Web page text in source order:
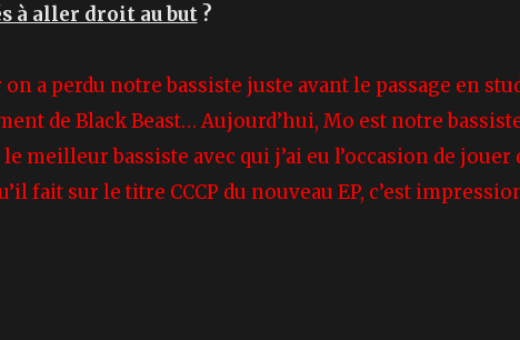
à aller droit au but?
on a perdu notre bassiste juste avant le passage en
de Black Beast… Aujourd’hui, Mo est notre
meilleur bassiste avec qui j’ai eu l’occasion de jouer
fait sur le titre CCCP du nouveau EP, c’est